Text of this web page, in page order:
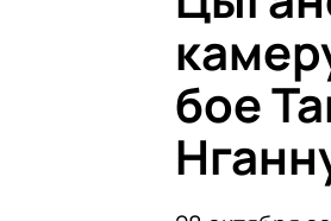
бое